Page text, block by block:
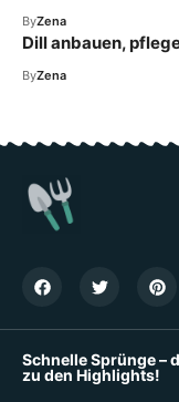
ByZena
Dill anbauen,
ByZena
Schnelle Sprünge –
zu den Highlights!